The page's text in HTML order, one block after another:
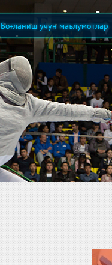
Боғланиш учун маълумотлар